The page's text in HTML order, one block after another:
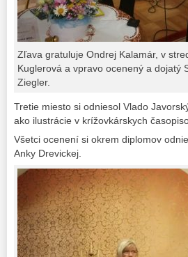
Zľava gratuluje Ondrej Kalamár, v
Kuglerová a vpravo ocenený a dojatý
Ziegler.
Tretie miesto si odniesol Vlado
ako ilustrácie v krížovkárskych
Všetci ocenení si okrem diplomov
Anky Drevickej.